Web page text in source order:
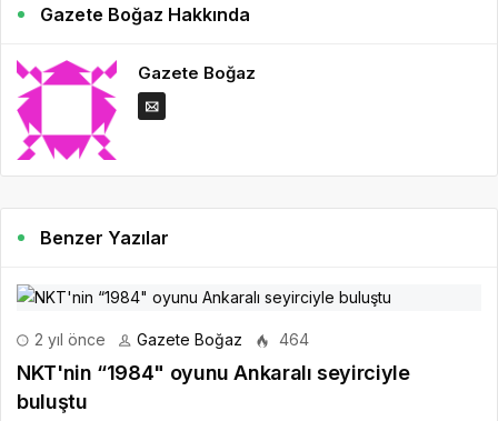
Gazete Boğaz Hakkında
Gazete Boğaz
Benzer Yazılar
2 yıl önce Gazete Boğaz 464
NKT'nin “1984" oyunu Ankaralı seyirciyle
buluştu